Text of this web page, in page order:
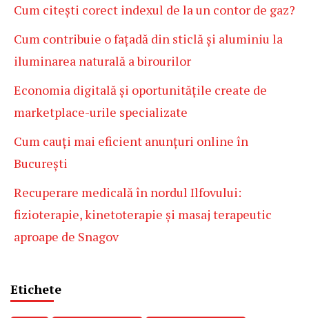
Cum citești corect indexul de la un contor de gaz?
Cum contribuie o fațadă din sticlă și aluminiu la
iluminarea naturală a birourilor
Economia digitală și oportunitățile create de
marketplace-urile specializate
Cum cauți mai eficient anunțuri online în
București
Recuperare medicală în nordul Ilfovului:
fizioterapie, kinetoterapie și masaj terapeutic
aproape de Snagov
Etichete